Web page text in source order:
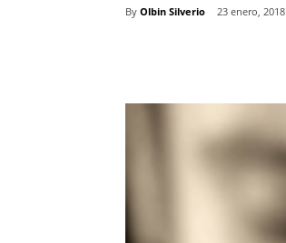
By Olbin Silverio 23 enero, 2018